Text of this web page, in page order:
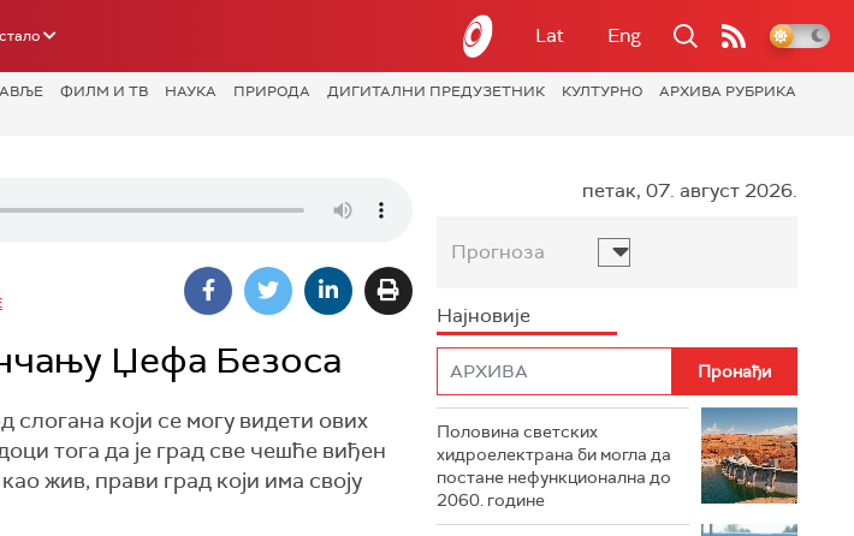
Lat Eng
ФИЛМ И ТВ НАУКА ПРИРОДА ДИГИТАЛНИ ПРЕДУЗЕТНИК КУЛТУРНО
АРХИВА РУБРИКА
Џефа Безоса
слогана који се могу видети ових
тога да је град све чешће виђен
жив, прави град који има своју
петак, 07. август 2026.
Прогноза
Најновије
Половина светских
хидроелектрана би могла да
постане нефункционална до
2060. године